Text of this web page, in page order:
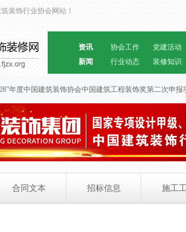
装饰行业协会网站！
资讯
新闻
协会工作
党建活动
行业动态
装修知识
年度中国建筑装饰协会中国建筑工程装饰奖第二次申报
合同文本 招标信息 施工